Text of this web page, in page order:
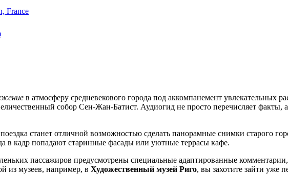
France
в атмосферу средневекового города под аккомпанемент увлекательных
собор Сен-Жан-Батист. Аудиогид не просто перечисляет
станет отличной возможностью сделать панорамные снимки старого
в кадр попадают старинные фасады или уютные террасы кафе.
пассажиров предусмотрены специальные адаптированные
из музеев, например, в Художественный музей Риго, вы захотите зайти уже